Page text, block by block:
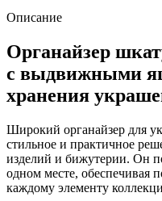
Описание
Органайзер
с выдвижными
хранения
Широкий органайзер для
стильное и практичное
изделий и бижутерии. Он
одном месте, обеспечивая
каждому элементу